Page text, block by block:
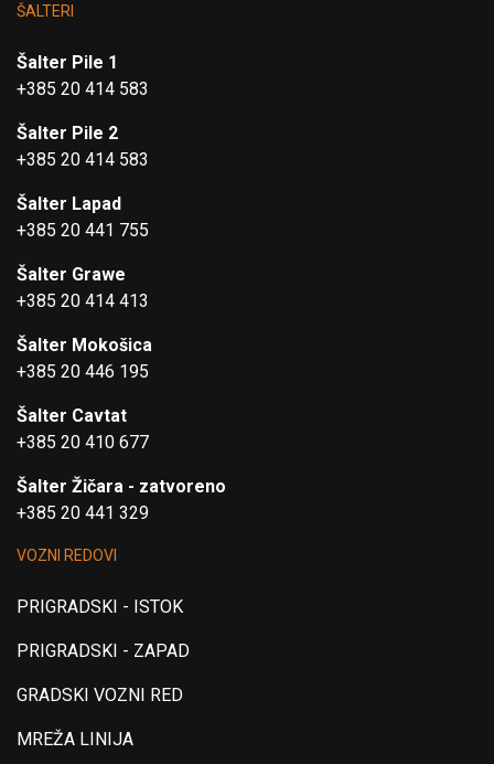
ŠALTERI
Šalter Pile 1
+385 20 414 583
Šalter Pile 2
+385 20 414 583
Šalter Lapad
+385 20 441 755
Šalter Grawe
+385 20 414 413
Šalter Mokošica
+385 20 446 195
Šalter Cavtat
+385 20 410 677
Šalter Žičara - zatvoreno
+385 20 441 329
VOZNI REDOVI
PRIGRADSKI - ISTOK
PRIGRADSKI - ZAPAD
GRADSKI VOZNI RED
MREŽA LINIJA